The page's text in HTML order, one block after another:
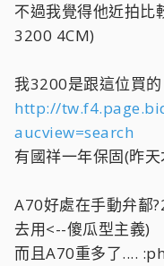
不過我覺得他近拍比
3200 4CM)
我3200是跟這位買的
http://
aucview=search
有國祥一年保固(昨
A70好處在手動弁鄐
去用<--傻瓜型主義)
而且A70重多了....